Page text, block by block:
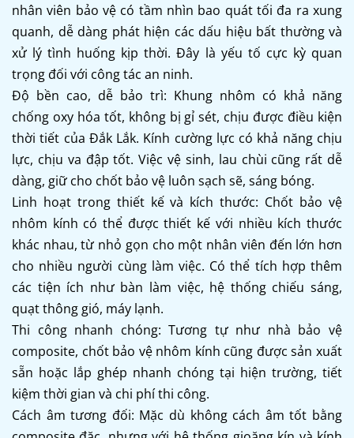
nhân viên bảo vệ có tầm nhìn bao quát tối đa ra xung
quanh, dễ dàng phát hiện các dấu hiệu bất thường và
xử lý tình huống kịp thời. Đây là yếu tố cực kỳ quan
trọng đối với công tác an ninh.
Độ bền cao, dễ bảo trì: Khung nhôm có khả năng
chống oxy hóa tốt, không bị gỉ sét, chịu được điều kiện
thời tiết của Đắk Lắk. Kính cường lực có khả năng chịu
lực, chịu va đập tốt. Việc vệ sinh, lau chùi cũng rất dễ
dàng, giữ cho chốt bảo vệ luôn sạch sẽ, sáng bóng.
Linh hoạt trong thiết kế và kích thước: Chốt bảo vệ
nhôm kính có thể được thiết kế với nhiều kích thước
khác nhau, từ nhỏ gọn cho một nhân viên đến lớn hơn
cho nhiều người cùng làm việc. Có thể tích hợp thêm
các tiện ích như bàn làm việc, hệ thống chiếu sáng,
quạt thông gió, máy lạnh.
Thi công nhanh chóng: Tương tự như nhà bảo vệ
composite, chốt bảo vệ nhôm kính cũng được sản xuất
sẵn hoặc lắp ghép nhanh chóng tại hiện trường, tiết
kiệm thời gian và chi phí thi công.
Cách âm tương đối: Mặc dù không cách âm tốt bằng